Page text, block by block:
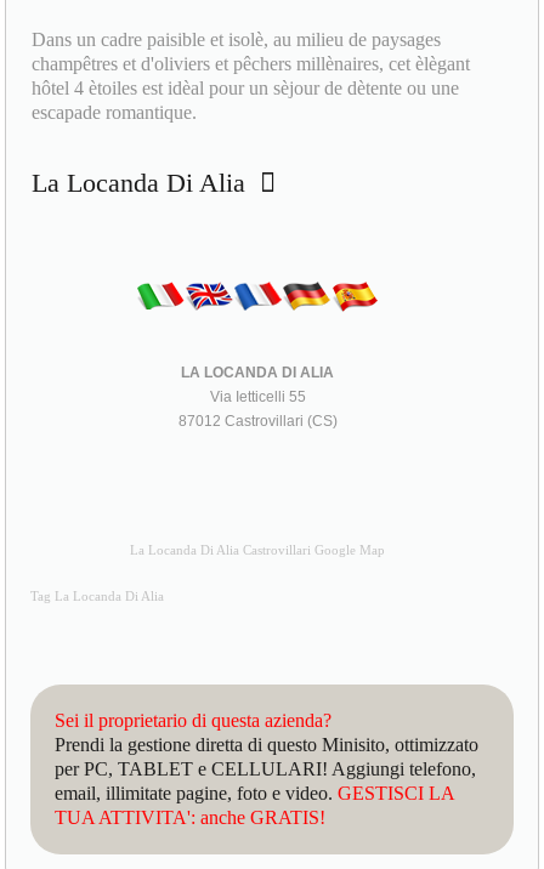
Dans un cadre paisible et isolè, au milieu de paysages
champêtres et d'oliviers et pêchers millènaires, cet èlègant
hôtel 4 ètoiles est idèal pour un sèjour de dètente ou une
escapade romantique.
La Locanda Di Alia
LA LOCANDA DI ALIA
Via Ietticelli 55
87012 Castrovillari (CS)
La Locanda Di Alia Castrovillari Google Map
Tag La Locanda Di Alia
Sei il proprietario di questa azienda?
Prendi la gestione diretta di questo Minisito, ottimizzato
per PC, TABLET e CELLULARI! Aggiungi telefono,
email, illimitate pagine, foto e video.GESTISCI LA
TUA ATTIVITA': anche GRATIS!